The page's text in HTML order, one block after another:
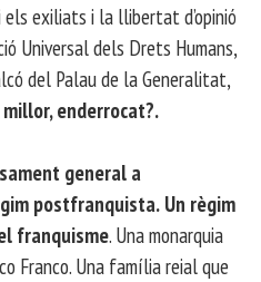
exiliats i la llibertat d’opinió
Universal dels Drets Humans,
del Palau de la Generalitat,
enderrocat?.
general a
postfranquista. Un règim
franquisme. Una monarquia
Franco. Una família reial que